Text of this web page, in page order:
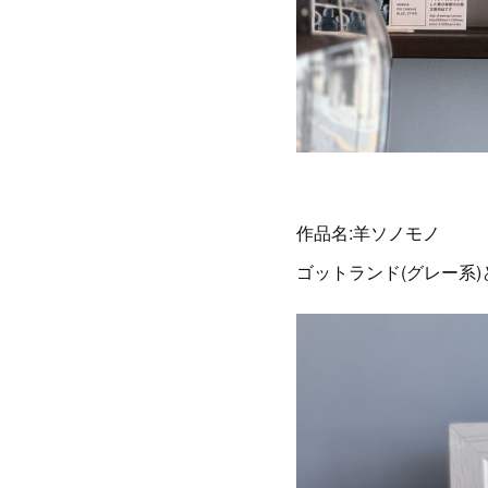
作品名:羊ソノモノ
ゴットランド(グレー系)